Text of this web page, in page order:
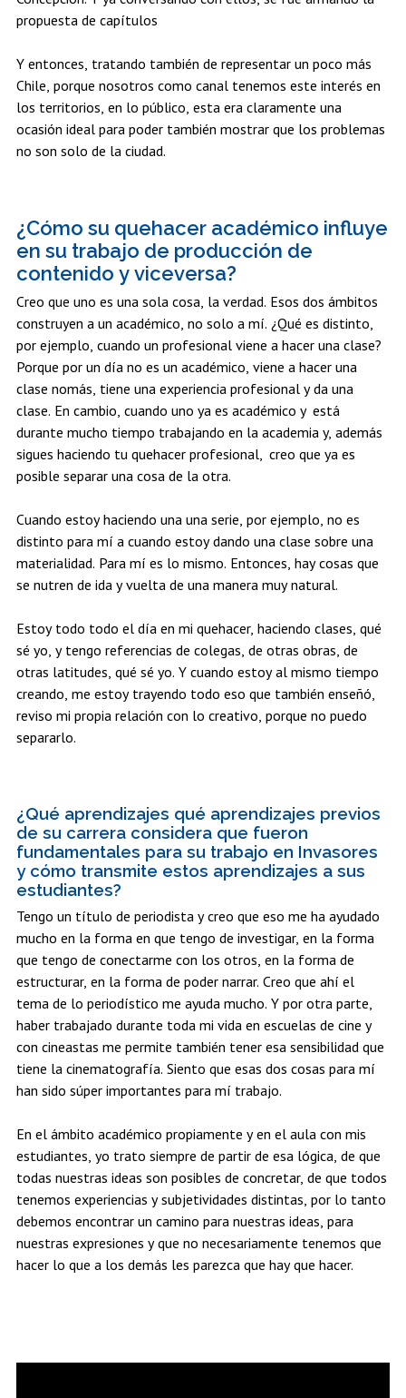
propuesta de capítulos
Y entonces, tratando también de representar un poco más
Chile, porque nosotros como canal tenemos este interés en
los territorios, en lo público, esta era claramente una
ocasión ideal para poder también mostrar que los problemas
no son solo de la ciudad.
¿Cómo su quehacer académico influye
en su trabajo de producción de
contenido y viceversa?
Creo que uno es una sola cosa, la verdad. Esos dos ámbitos
construyen a un académico, no solo a mí. ¿Qué es distinto,
por ejemplo, cuando un profesional viene a hacer una clase?
Porque por un día no es un académico, viene a hacer una
clase nomás, tiene una experiencia profesional y da una
clase. En cambio, cuando uno ya es académico y está
durante mucho tiempo trabajando en la academia y, además
sigues haciendo tu quehacer profesional, creo que ya es
posible separar una cosa de la otra.
Cuando estoy haciendo una una serie, por ejemplo, no es
distinto para mí a cuando estoy dando una clase sobre una
materialidad. Para mí es lo mismo. Entonces, hay cosas que
se nutren de ida y vuelta de una manera muy natural.
Estoy todo todo el día en mi quehacer, haciendo clases, qué
sé yo, y tengo referencias de colegas, de otras obras, de
otras latitudes, qué sé yo. Y cuando estoy al mismo tiempo
creando, me estoy trayendo todo eso que también enseñó,
reviso mi propia relación con lo creativo, porque no puedo
separarlo.
¿Qué aprendizajes qué aprendizajes previos
de su carrera considera que fueron
fundamentales para su trabajo en Invasores
y cómo transmite estos aprendizajes a sus
estudiantes?
Tengo un título de periodista y creo que eso me ha ayudado
mucho en la forma en que tengo de investigar, en la forma
que tengo de conectarme con los otros, en la forma de
estructurar, en la forma de poder narrar. Creo que ahí el
tema de lo periodístico me ayuda mucho. Y por otra parte,
haber trabajado durante toda mi vida en escuelas de cine y
con cineastas me permite también tener esa sensibilidad que
tiene la cinematografía. Siento que esas dos cosas para mí
han sido súper importantes para mí trabajo.
En el ámbito académico propiamente y en el aula con mis
estudiantes, yo trato siempre de partir de esa lógica, de que
todas nuestras ideas son posibles de concretar, de que todos
tenemos experiencias y subjetividades distintas, por lo tanto
debemos encontrar un camino para nuestras ideas, para
nuestras expresiones y que no necesariamente tenemos que
hacer lo que a los demás les parezca que hay que hacer.